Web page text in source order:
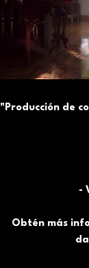
"Producción de
-
Obtén más